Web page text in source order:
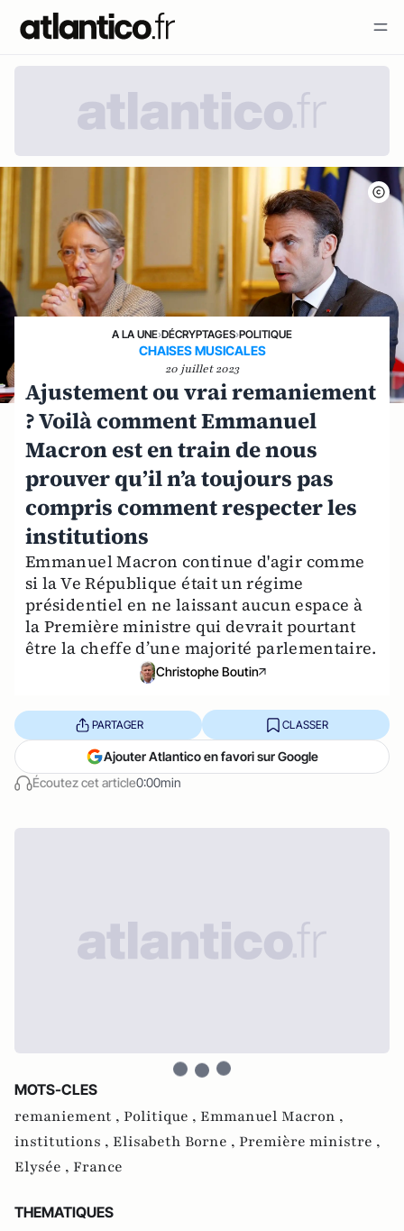
A LA UNE›DÉCRYPTAGES›POLITIQUE
CHAISES MUSICALES
20 juillet 2023
Ajustement ou vrai remaniement
? Voilà comment Emmanuel
Macron est en train de nous
prouver qu’il n’a toujours pas
compris comment respecter les
institutions
Emmanuel Macron continue d'agir comme
si la Ve République était un régime
présidentiel en ne laissant aucun espace à
la Première ministre qui devrait pourtant
être la cheffe d’une majorité parlementaire.
Christophe Boutin
Écoutez cet article0:00min
PARTAGER CLASSER
Ajouter Atlantico en favori sur Google
MOTS-CLES
remaniement , Politique , Emmanuel Macron ,
institutions , Elisabeth Borne , Première ministre ,
Elysée , France
THEMATIQUES